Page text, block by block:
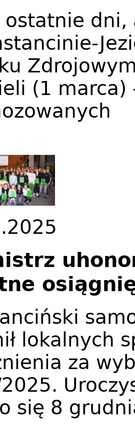
ostatnie dni,
(1 marca)
lokalnych
za
się 8